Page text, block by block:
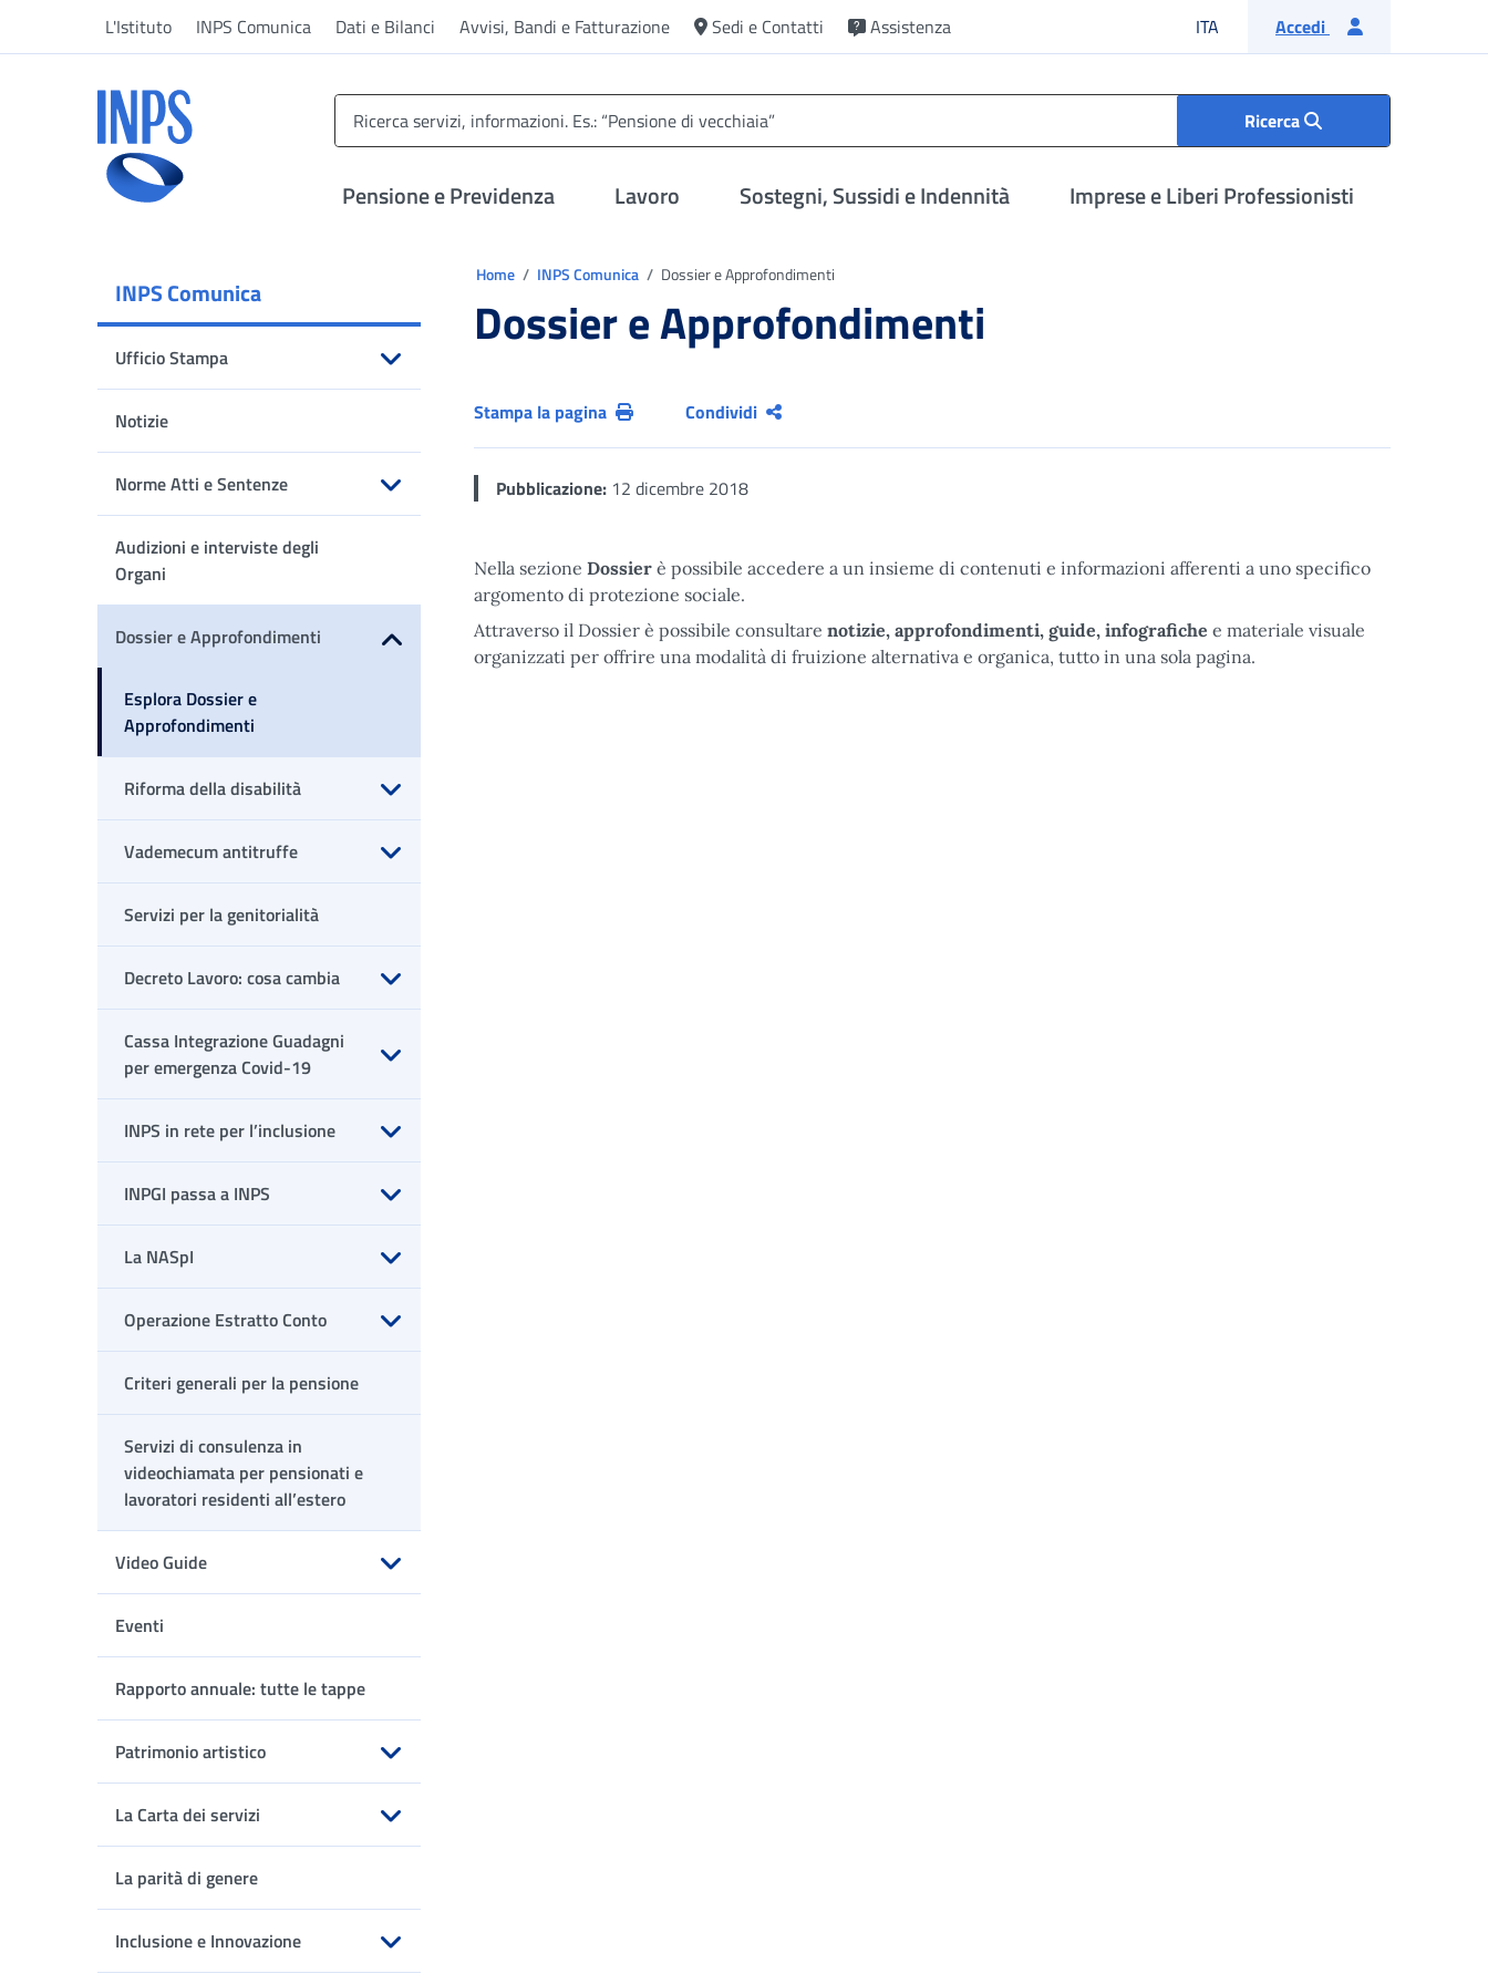
L'Istituto INPS Comunica Dati e Bilanci Avvisi, Bandi e Fatturazione Sedi e Contatti Assistenza ITA Lingua italiana
Accedi
Ricerca
Pensione e Previdenza Lavoro Sostegni, Sussidi e Indennità Imprese e Liberi Professionisti
INPS Comunica
Ufficio Stampa
Apri sottomenu
Notizie
Norme Atti e Sentenze
Apri sottomenu
Audizioni e interviste degli
Organi
Dossier e Approfondimenti
Esplora Dossier e
Approfondimenti
Riforma della disabilità
Apri sottomenu
Vademecum antitruffe
Apri sottomenu
Servizi per la genitorialità
Decreto Lavoro: cosa cambia
Apri sottomenu
Cassa Integrazione Guadagni
per emergenza Covid-19
Apri sottomenu
INPS in rete per l’inclusione
Apri sottomenu
INPGI passa a INPS
Apri sottomenu
La NASpI
Apri sottomenu
Operazione Estratto Conto
Apri sottomenu
Criteri generali per la pensione
Servizi di consulenza in
videochiamata per pensionati e
lavoratori residenti all’estero
Video Guide
Apri sottomenu
Eventi
Rapporto annuale: tutte le tappe
Patrimonio artistico
Apri sottomenu
La Carta dei servizi
Apri sottomenu
La parità di genere
Inclusione e Innovazione
Apri sottomenu
Home INPS Comunica Dossier e Approfondimenti
Dossier e Approfondimenti
Stampa la pagina Condividi
Pubblicazione: 12 dicembre 2018
Nella sezione Dossier è possibile accedere a un insieme di contenuti e informazioni afferenti a uno specifico
argomento di protezione sociale.
Attraverso il Dossier è possibile consultare notizie, approfondimenti, guide, infografiche e materiale visuale
organizzati per offrire una modalità di fruizione alternativa e organica, tutto in una sola pagina.